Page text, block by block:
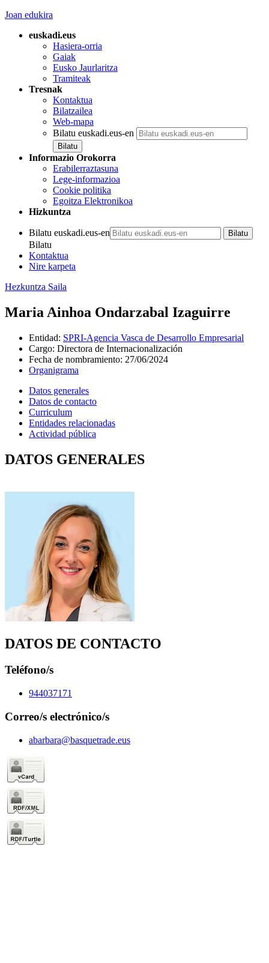
Joan edukira
euskadi.eus
Hasiera-orria
Gaiak
Eusko Jaurlaritza
Tramiteak
Tresnak
Kontaktua
Bilatzailea
Web-mapa
Bilatu euskadi.eus-en
Informazio Orokorra
Erabilerraztasuna
Lege-informazioa
Cookie politika
Egoitza Elektronikoa
Hizkuntza
Bilatu euskadi.eus-en
Bilatu
Kontaktua
Nire karpeta
Hezkuntza Saila
Maria Ainhoa Ondarzabal Izaguirre
Entidad: SPRI-Agencia Vasca de Desarrollo Empresarial
Cargo: Directora de Internacionalización
Fecha de nombramiento: 27/06/2024
Organigrama
Datos generales
Datos de contacto
Curriculum
Entidades relacionadas
Actividad pública
DATOS GENERALES
DATOS DE CONTACTO
Teléfono/s
944037171
Correo/s electrónico/s
abarbara@basquetrade.eus